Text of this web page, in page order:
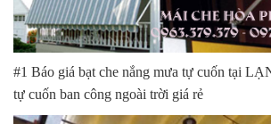
#1 Báo giá bạt che nắng mưa tự cuốn tại
tự cuốn ban công ngoài trời giá rẻ